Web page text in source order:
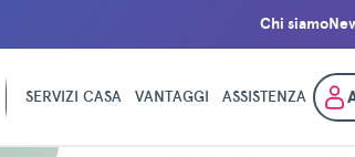
Chi siamo
SERVIZI CASA VANTAGGI ASSISTENZA